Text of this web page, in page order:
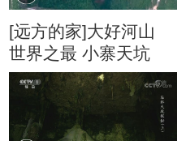
[远方的家]大好河山
世界之最 小寨天坑